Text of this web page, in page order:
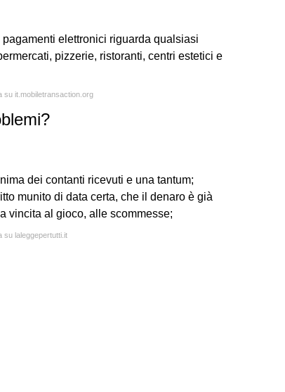
elettronici riguarda qualsiasi
pizzerie, ristoranti, centri estetici e
su it.mobiletransaction.org
dei contanti ricevuti e una tantum;
munito di data certa, che il denaro è già
vincita al gioco, alle scommesse;
su laleggepertutti.it